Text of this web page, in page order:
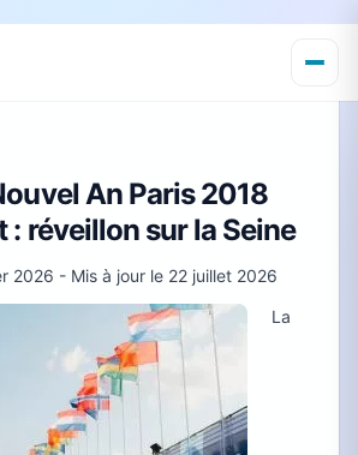
An Paris 2018
: réveillon sur la Seine
2026 - Mis à jour le 22 juillet 2026
La